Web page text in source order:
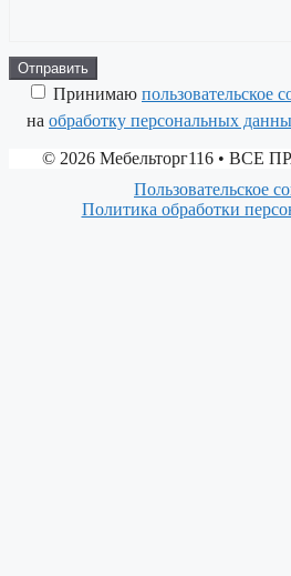
Принимаю пользовательское
на обработку персональных
© 2026 Мебельторг116 • ВСЕ
Пользовательское
Политика обработки